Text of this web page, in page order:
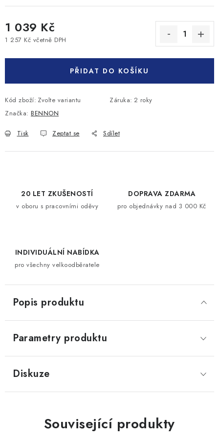
1 039 Kč
1 257 Kč včetně DPH
PŘIDAT DO KOŠÍKU
Kód zboží: Zvolte variantu Záruka: 2 roky
Značka: BENNON
Tisk Zeptat se Sdílet
20 LET ZKUŠENOSTÍ
v oboru s pracovními oděvy
DOPRAVA ZDARMA
pro objednávky nad 3 000 Kč
INDIVIDUÁLNÍ NABÍDKA
pro všechny velkoodběratele
Popis produktu
Parametry produktu
Diskuze
Související produkty